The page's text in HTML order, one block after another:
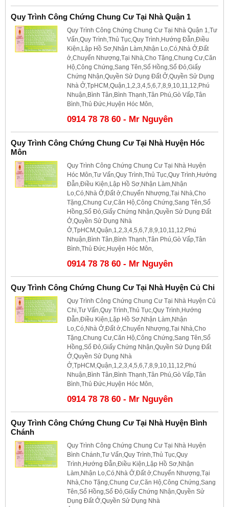
Quy Trình Công Chứng Chung Cư Tại Nhà Quận 1
Quy Trình Công Chứng Chung Cư Tại Nhà Quận 1,Tư
Vấn,Quy Trình,Thủ Tục,Quy Trình,Hướng Đẫn,Điều
Kiện,Lập Hồ Sơ,Nhận Làm,Nhận Lo,Có,Nhà Ở,Đất
ở,Chuyển Nhượng,Tại Nhà,Cho Tặng,Chung Cư,Căn
Hộ,Công Chứng,Sang Tên,Sổ Hồng,Sổ Đỏ,Giấy
Chứng Nhận,Quyền Sử Dụng Đất Ở,Quyền Sử Dụng
Nhà Ở,TpHCM,Quận,1,2,3,4,5,6,7,8,9,10,11,12,Phú
Nhuận,Bình Tân,Bình Thạnh,Tân Phú,Gò Vấp,Tân
Bình,Thủ Đức,Huyện Hóc Môn,
0914 78 78 60 - Mr Nguyên
Quy Trình Công Chứng Chung Cư Tại Nhà Huyện Hóc
Môn
Quy Trình Công Chứng Chung Cư Tại Nhà Huyện
Hóc Môn,Tư Vấn,Quy Trình,Thủ Tục,Quy Trình,Hướng
Đẫn,Điều Kiện,Lập Hồ Sơ,Nhận Làm,Nhận
Lo,Có,Nhà Ở,Đất ở,Chuyển Nhượng,Tại Nhà,Cho
Tặng,Chung Cư,Căn Hộ,Công Chứng,Sang Tên,Sổ
Hồng,Sổ Đỏ,Giấy Chứng Nhận,Quyền Sử Dụng Đất
Ở,Quyền Sử Dụng Nhà
Ở,TpHCM,Quận,1,2,3,4,5,6,7,8,9,10,11,12,Phú
Nhuận,Bình Tân,Bình Thạnh,Tân Phú,Gò Vấp,Tân
Bình,Thủ Đức,Huyện Hóc Môn,
0914 78 78 60 - Mr Nguyên
Quy Trình Công Chứng Chung Cư Tại Nhà Huyện Củ Chi
Quy Trình Công Chứng Chung Cư Tại Nhà Huyện Củ
Chi,Tư Vấn,Quy Trình,Thủ Tục,Quy Trình,Hướng
Đẫn,Điều Kiện,Lập Hồ Sơ,Nhận Làm,Nhận
Lo,Có,Nhà Ở,Đất ở,Chuyển Nhượng,Tại Nhà,Cho
Tặng,Chung Cư,Căn Hộ,Công Chứng,Sang Tên,Sổ
Hồng,Sổ Đỏ,Giấy Chứng Nhận,Quyền Sử Dụng Đất
Ở,Quyền Sử Dụng Nhà
Ở,TpHCM,Quận,1,2,3,4,5,6,7,8,9,10,11,12,Phú
Nhuận,Bình Tân,Bình Thạnh,Tân Phú,Gò Vấp,Tân
Bình,Thủ Đức,Huyện Hóc Môn,
0914 78 78 60 - Mr Nguyên
Quy Trình Công Chứng Chung Cư Tại Nhà Huyện Bình
Chánh
Quy Trình Công Chứng Chung Cư Tại Nhà Huyện
Bình Chánh,Tư Vấn,Quy Trình,Thủ Tục,Quy
Trình,Hướng Đẫn,Điều Kiện,Lập Hồ Sơ,Nhận
Làm,Nhận Lo,Có,Nhà Ở,Đất ở,Chuyển Nhượng,Tại
Nhà,Cho Tặng,Chung Cư,Căn Hộ,Công Chứng,Sang
Tên,Sổ Hồng,Sổ Đỏ,Giấy Chứng Nhận,Quyền Sử
Dụng Đất Ở,Quyền Sử Dụng Nhà